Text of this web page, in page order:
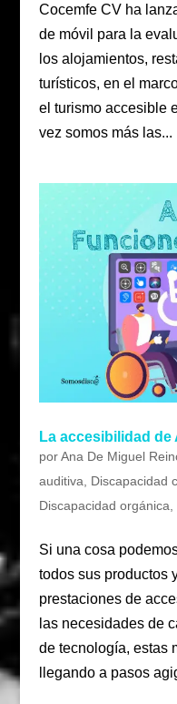
Cocemfe CV ha
de móvil para la
los alojamientos,
turísticos, en el
el turismo accesible
vez somos más las...
La accesibilidad de
porAna De Miguel
auditiva, Discapacidad
Discapacidad orgánica,
Si una cosa
todos sus productos
prestaciones de
las necesidades de
de tecnología, estas
llegando a pasos